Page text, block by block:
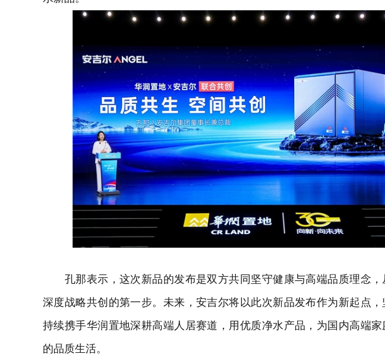
孔那表示，这次新品的发布是双方共同坚守健康与高端品质理念，
深度战略共创的第一步。未来，安吉尔将以此次新品发布作为新起点，
持续携手华润置地深耕高端人居赛道，用优质净水产品，为国内高端
的品质生活。